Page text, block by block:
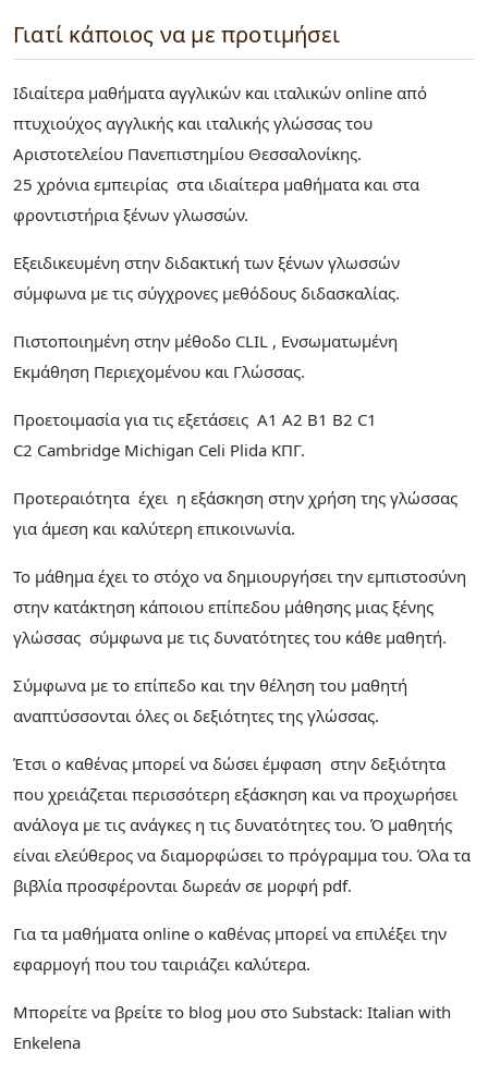
Γιατί κάποιος να με προτιμήσει
Ιδιαίτερα μαθήματα αγγλικών και ιταλικών online από
πτυχιούχος αγγλικής και ιταλικής γλώσσας του
Αριστοτελείου Πανεπιστημίου Θεσσαλονίκης.
25 χρόνια εμπειρίας στα ιδιαίτερα μαθήματα και στα
φροντιστήρια ξένων γλωσσών.
Εξειδικευμένη στην διδακτική των ξένων γλωσσών
σύμφωνα με τις σύγχρονες μεθόδους διδασκαλίας.
Πιστοποιημένη στην μέθοδο CLIL , Ενσωματωμένη
Εκμάθηση Περιεχομένου και Γλώσσας.
Προετοιμασία για τις εξετάσεις Α1 Α2 Β1 Β2 C1
C2 Cambridge Michigan Celi Plida ΚΠΓ.
Προτεραιότητα έχει η εξάσκηση στην χρήση της γλώσσας
για άμεση και καλύτερη επικοινωνία.
Το μάθημα έχει το στόχο να δημιουργήσει την εμπιστοσύνη
στην κατάκτηση κάποιου επίπεδου μάθησης μιας ξένης
γλώσσας σύμφωνα με τις δυνατότητες του κάθε μαθητή.
Σύμφωνα με το επίπεδο και την θέληση του μαθητή
αναπτύσσονται όλες οι δεξιότητες της γλώσσας.
Έτσι ο καθένας μπορεί να δώσει έμφαση στην δεξιότητα
που χρειάζεται περισσότερη εξάσκηση και να προχωρήσει
ανάλογα με τις ανάγκες η τις δυνατότητες του. Ό μαθητής
είναι ελεύθερος να διαμορφώσει το πρόγραμμα του. Όλα τα
βιβλία προσφέρονται δωρεάν σε μορφή pdf.
Για τα μαθήματα online ο καθένας μπορεί να επιλέξει την
εφαρμογή που του ταιριάζει καλύτερα.
Μπορείτε να βρείτε το blog μου στο Substack: Italian with
Enkelena